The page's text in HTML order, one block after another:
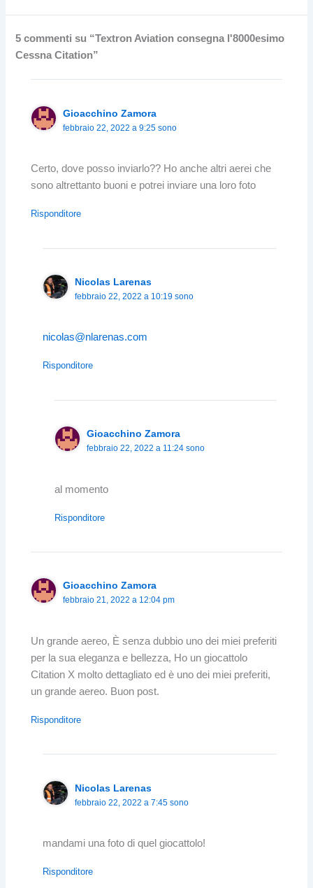
5 commenti su “Textron Aviation consegna l'8000esimo
Cessna Citation”
Gioacchino Zamora
febbraio 22, 2022 a 9:25 sono
Certo, dove posso inviarlo?? Ho anche altri aerei che
sono altrettanto buoni e potrei inviare una loro foto
Risponditore
Nicolas Larenas
febbraio 22, 2022 a 10:19 sono
nicolas@nlarenas.com
Risponditore
Gioacchino Zamora
febbraio 22, 2022 a 11:24 sono
al momento
Risponditore
Gioacchino Zamora
febbraio 21, 2022 a 12:04 pm
Un grande aereo, È senza dubbio uno dei miei preferiti
per la sua eleganza e bellezza, Ho un giocattolo
Citation X molto dettagliato ed è uno dei miei preferiti,
un grande aereo. Buon post.
Risponditore
Nicolas Larenas
febbraio 22, 2022 a 7:45 sono
mandami una foto di quel giocattolo!
Risponditore